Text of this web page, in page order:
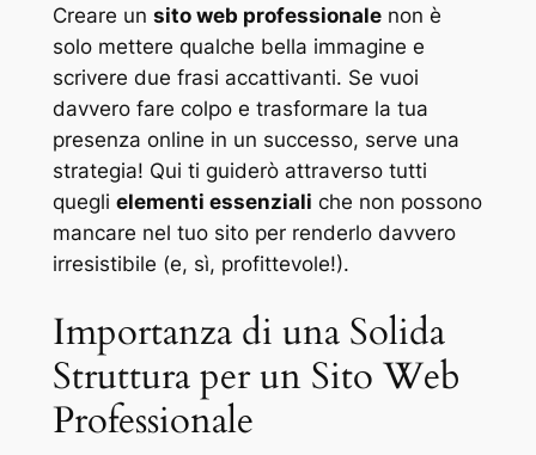
Creare un sito web professionalenon è
solo mettere qualche bella immagine e
scrivere due frasi accattivanti. Se vuoi
davvero fare colpo e trasformare la tua
presenza online in un successo, serve una
strategia! Qui ti guiderò attraverso tutti
quegli elementi essenziali che non possono
mancare nel tuo sito per renderlo davvero
irresistibile (e, sì, profittevole!).
Importanza di una Solida
Struttura per un Sito Web
Professionale